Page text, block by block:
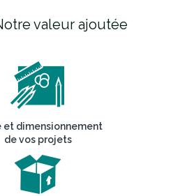
valeur ajoutée
et dimensionnement
de vos projets